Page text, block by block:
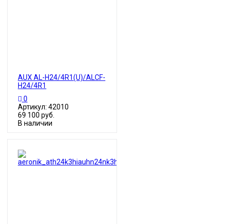
AUX AL-H24/4R1(U)/ALCF-
H24/4R1
0
Артикул: 42010
69 100 руб.
В наличии